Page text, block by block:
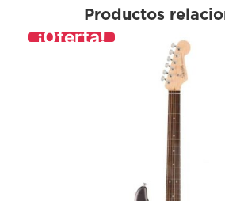
Productos
¡Oferta!